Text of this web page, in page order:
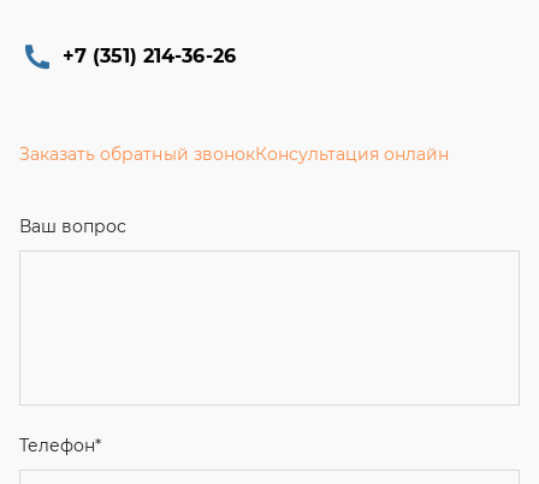
+7 (351) 214-36-26
Заказать обратный звонокКонсультация онлайн
Ваш вопрос